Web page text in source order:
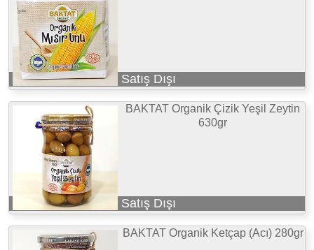
Satış Dışı
BAKTAT Organik Çizik Yeşil Zeytin
630gr
Satış Dışı
BAKTAT Organik Ketçap (Acı) 280gr